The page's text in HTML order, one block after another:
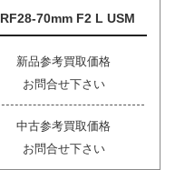
RF28-70mm F2 L USM
新品参考買取価格
お問合せ下さい
中古参考買取価格
お問合せ下さい